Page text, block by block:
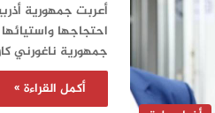
أعربت جمهورية
احتجاجها
جمهورية ناغورني
أكمل القراءة »